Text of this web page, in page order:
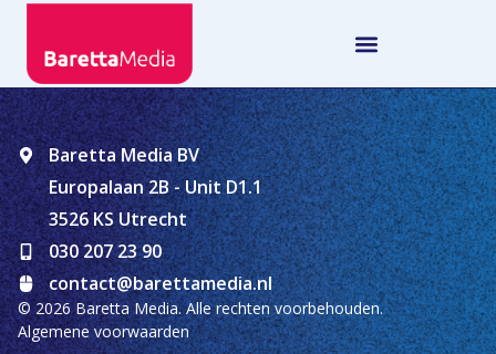
Baretta Media BV
Europalaan 2B - Unit D1.1
3526 KS Utrecht
030 207 23 90
contact@barettamedia.nl
© 2026 Baretta Media. Alle rechten voorbehouden.
Algemene voorwaarden